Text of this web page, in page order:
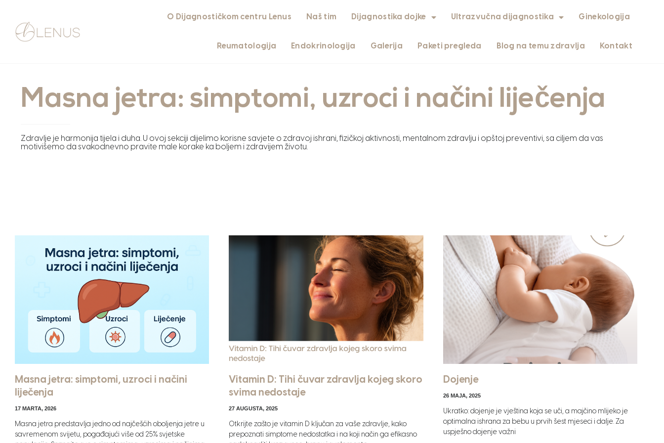
O Dijagnostičkom centru Lenus Naš tim Dijagnostika dojke Ultrazvučna dijagnostika Ginekologija
Reumatologija Endokrinologija Galerija Paketi pregleda Blog na temu zdravlja Kontakt
Masna jetra: simptomi, uzroci i načini liječenja
Zdravlje je harmonija tijela i duha. U ovoj sekciji dijelimo korisne savjete o zdravoj ishrani, fizičkoj aktivnosti, mentalnom zdravlju i opštoj preventivi, sa ciljem da vas
motivišemo da svakodnevno pravite male korake ka boljem i zdravijem životu.
Masna jetra: simptomi, uzroci i načini
liječenja
17 MARTA, 2026
Masna jetra predstavlja jedno od najčešćih oboljenja jetre u
savremenom svijetu, pogađajući više od 25% svjetske
Vitamin D: Tihi čuvar zdravlja kojeg skoro
svima nedostaje
27 AUGUSTA, 2025
Otkrijte zašto je vitamin D ključan za vaše zdravlje, kako
prepoznati simptome nedostatka i na koji način ga efikasno
Dojenje
26 MAJA, 2025
Ukratko: dojenje je vještina koja se uči, a majčino mlijeko je
optimalna ishrana za bebu u prvih šest mjeseci i dalje. Za
uspješno dojenje važni